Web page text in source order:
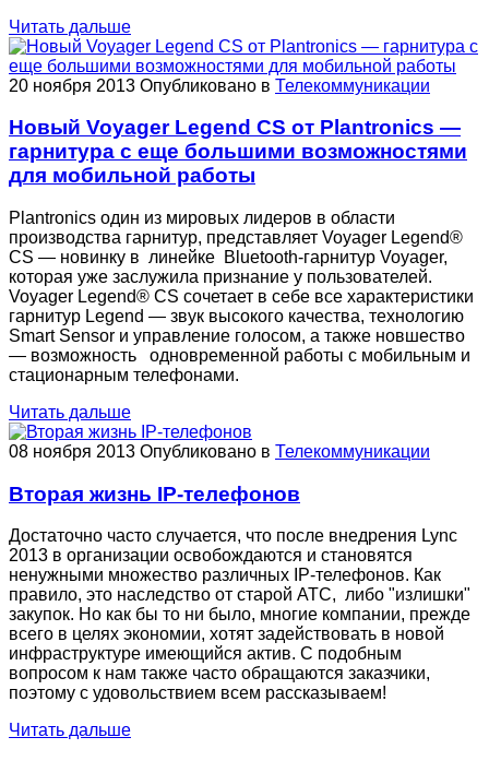
Читать дальше
20 ноября 2013 Опубликовано в Телекоммуникации
Новый Voyager Legend CS от Plantronics —
гарнитура с еще большими возможностями
для мобильной работы
Plantronics один из мировых лидеров в области
производства гарнитур, представляет Voyager Legend®
CS — новинку в линейке Bluetooth-гарнитур Voyager,
которая уже заслужила признание у пользователей.
Voyager Legend® CS сочетает в себе все характеристики
гарнитур Legend — звук высокого качества, технологию
Smart Sensor и управление голосом, а также новшество
— возможность одновременной работы с мобильным и
стационарным телефонами.
Читать дальше
08 ноября 2013 Опубликовано в Телекоммуникации
Вторая жизнь IP-телефонов
Достаточно часто случается, что после внедрения Lync
2013 в организации освобождаются и становятся
ненужными множество различных IP-телефонов. Как
правило, это наследство от старой АТС, либо "излишки"
закупок. Но как бы то ни было, многие компании, прежде
всего в целях экономии, хотят задействовать в новой
инфраструктуре имеющийся актив. С подобным
вопросом к нам также часто обращаются заказчики,
поэтому с удовольствием всем рассказываем!
Читать дальше